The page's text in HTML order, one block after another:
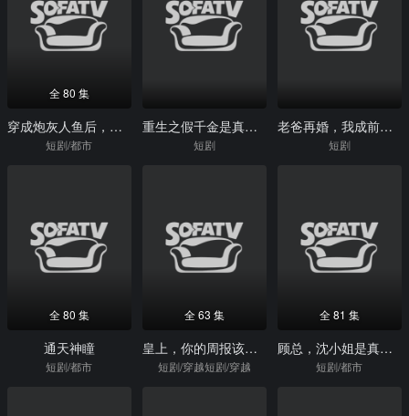
全 80 集
穿成炮灰人鱼后，我被偏爱了
短剧/都市
重生之假千金是真团宠
短剧
老爸再婚，我成前任团宠
短剧
全 80 集
通天神瞳
短剧/都市
全 63 集
皇上，你的周报该交了
短剧/穿越短剧/穿越
全 81 集
顾总，沈小姐是真的要离婚
短剧/都市